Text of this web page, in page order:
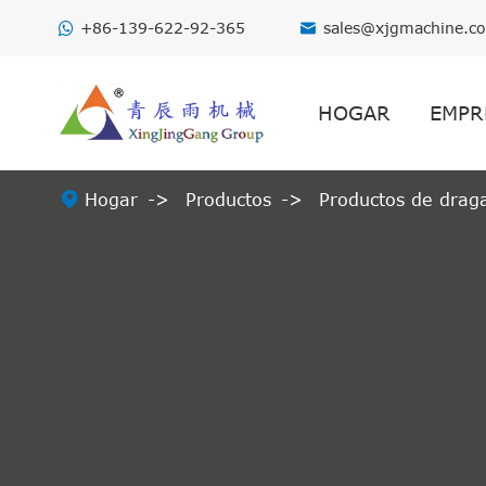
+86-139-622-92-365 
HOGAR
 Hogar Productos Productos de